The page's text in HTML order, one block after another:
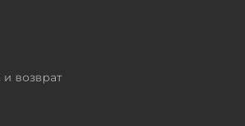
и возврат